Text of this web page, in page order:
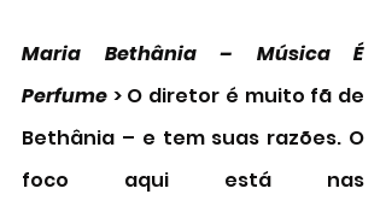
Maria Bethânia – Música É
Perfume > O diretor é muito fã de
Bethânia – e tem suas razões. O
foco aqui está nas